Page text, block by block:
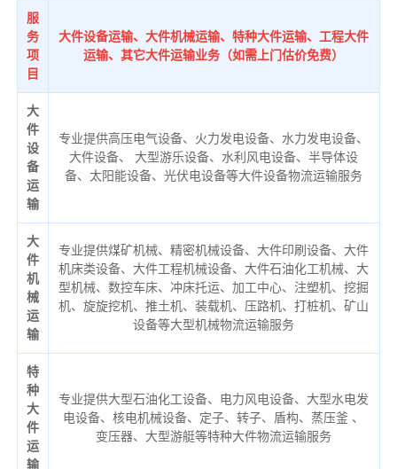
服
务
项
目
大件设备运输、大件机械运输、特种大件运输、工程大件
运输、其它大件运输业务（如需上门估价免费）
大
件
设
备
运
输
专业提供高压电气设备、火力发电设备、水力发电设备、
大件设备、 大型游乐设备、水利风电设备、半导体设
备、太阳能设备、光伏电设备等大件设备物流运输服务
大
件
机
械
运
输
专业提供煤矿机械、精密机械设备、大件印刷设备、大件
机床类设备、大件工程机械设备、大件石油化工机械、大
型机械、数控车床、冲床托运、加工中心、注塑机、挖掘
机、旋旋挖机、推土机、装载机、压路机、打桩机、矿山
设备等大型机械物流运输服务
特
种
大
件
运
输
专业提供大型石油化工设备、电力风电设备、大型水电发
电设备、核电机械设备、定子、转子、盾构、蒸压釜 、
变压器、大型游艇等特种大件物流运输服务